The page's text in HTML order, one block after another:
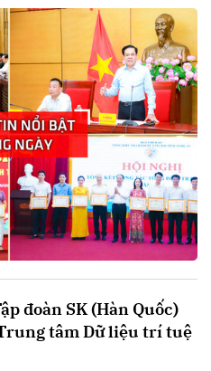
đoàn SK (Hàn Quốc)
tâm Dữ liệu trí tuệ